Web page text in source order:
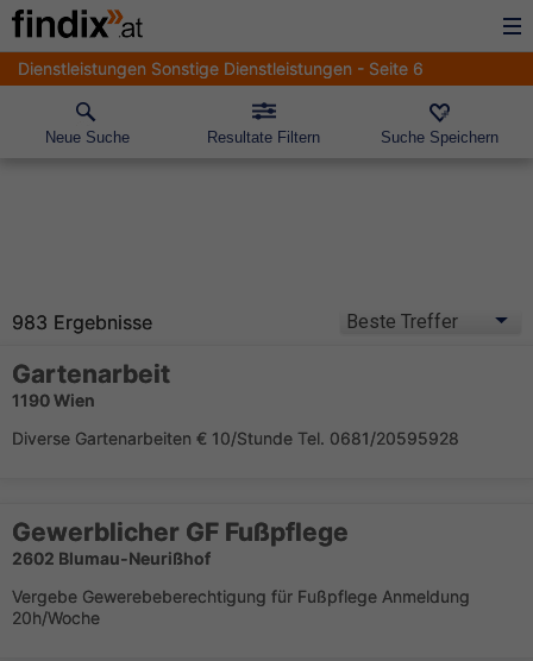
Dienstleistungen Sonstige Dienstleistungen - Seite 6
Neue Suche Resultate Filtern Suche Speichern
983 Ergebnisse
Gartenarbeit
1190 Wien
Diverse Gartenarbeiten € 10/Stunde Tel. 0681/20595928
Gewerblicher GF Fußpflege
2602 Blumau-Neurißhof
Vergebe Gewerebeberechtigung für Fußpflege Anmeldung
20h/Woche